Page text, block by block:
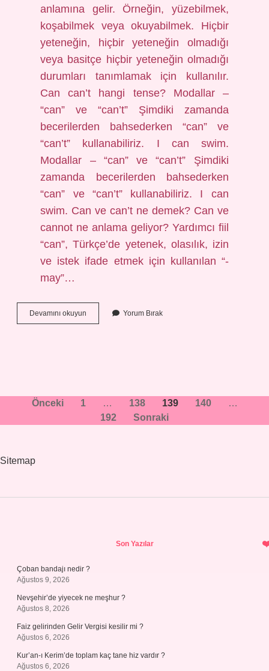
anlamına gelir. Örneğin, yüzebilmek,
koşabilmek veya okuyabilmek. Hiçbir
yeteneğin, hiçbir yeteneğin olmadığı
veya basitçe hiçbir yeteneğin olmadığı
durumları tanımlamak için kullanılır.
Can can’t hangi tense? Modallar –
“can” ve “can’t” Şimdiki zamanda
becerilerden bahsederken “can” ve
“can’t” kullanabiliriz. I can swim.
Modallar – “can” ve “can’t” Şimdiki
zamanda becerilerden bahsederken
“can” ve “can’t” kullanabiliriz. I can
swim. Can ve can’t ne demek? Can ve
cannot ne anlama geliyor? Yardımcı fiil
“can”, Türkçe’de yetenek, olasılık, izin
ve istek ifade etmek için kullanılan “-
may”…
Devamını okuyun
Cant
Yorum Bırak
Yazı
sayfalaması
Önceki 1 … 138 139 140
…
192
Sonraki
Sitemap
Son Yazılar
Çoban bandajı nedir ?
Ağustos 9, 2026
Nevşehir’de yiyecek ne meşhur ?
Ağustos 8, 2026
Faiz gelirinden Gelir Vergisi kesilir mi ?
Ağustos 6, 2026
Kur’an-ı Kerim’de toplam kaç tane hiz vardır ?
Ağustos 6, 2026